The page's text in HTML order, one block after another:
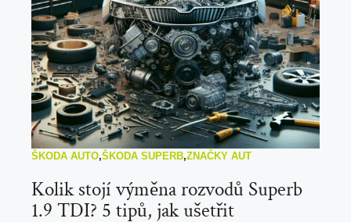
ŠKODA AUTO,ŠKODA SUPERB,ZNAČKY AUT
Kolik stojí výměna rozvodů Superb
1.9 TDI? 5 tipů, jak ušetřit